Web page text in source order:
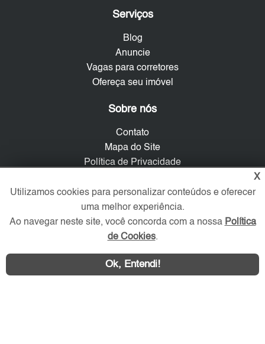
Serviços
Blog
Anuncie
Vagas para corretores
Ofereça seu imóvel
Sobre nós
Contato
Mapa do Site
Política de Privacidade
Verificada por
X
Utilizamos cookies para personalizar conteúdos e oferecer
uma melhor experiência.
Ao navegar neste site, você concorda com a nossa Política
de Cookies.
Ok, Entendi!